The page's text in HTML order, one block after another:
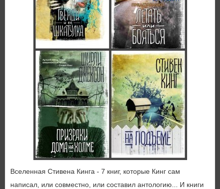
Вселенная Стивена Кинга - 7 книг, которые Кинг сам
написал, или совместно, или составил антологию... И книги